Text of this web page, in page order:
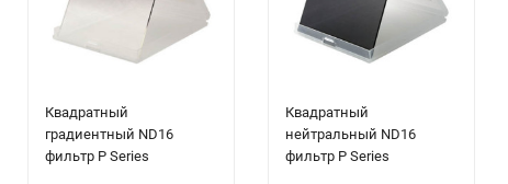
Квадратный
градиентный ND16
фильтр P Series
Квадратный
нейтральный ND16
фильтр P Series